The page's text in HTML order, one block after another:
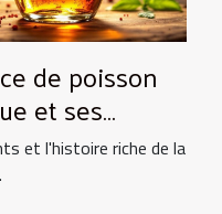
de poisson
et ses
et l'histoire riche de la